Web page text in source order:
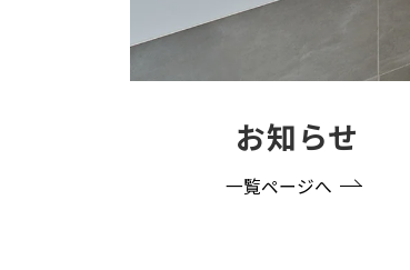
お知らせ
一覧ページへ